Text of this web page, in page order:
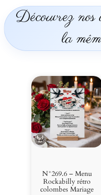
Découvrez nos
la
N°269.6 – Menu
Rockabilly rétro
colombes Mariage